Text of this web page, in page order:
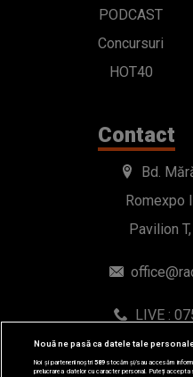
PODCAST
Concursuri
HOT40
Contact
Bd.
Romexpo
Pavilion
LIVE :
WhatsApp:
Nouă ne pasă ca datele tale
Noi și partenerii noștri589stocăm și/sau accesăm
prelucrarea datelor cu caracter personal. Puteți